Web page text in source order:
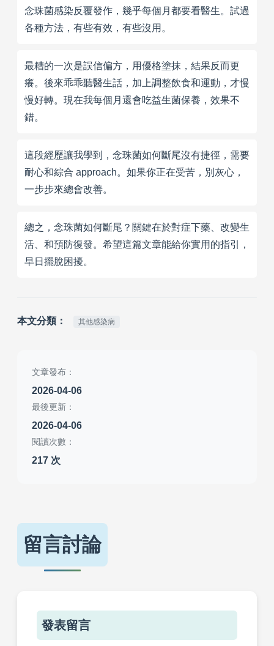
念珠菌感染反覆發作，幾乎每個月都要看醫生。試過
各種方法，有些有效，有些沒用。
最糟的一次是誤信偏方，用優格塗抹，結果反而更
癢。後來乖乖聽醫生話，加上調整飲食和運動，才慢
慢好轉。現在我每個月還會吃益生菌保養，效果不
錯。
這段經歷讓我學到，念珠菌如何斷尾沒有捷徑，需要
耐心和綜合 approach。如果你正在受苦，別灰心，
一步步來總會改善。
總之，念珠菌如何斷尾？關鍵在於對症下藥、改變生
活、和預防復發。希望這篇文章能給你實用的指引，
早日擺脫困擾。
本文分類： 其他感染病
文章發布：
2026-04-06
最後更新：
2026-04-06
閱讀次數：
217 次
留言討論
發表留言